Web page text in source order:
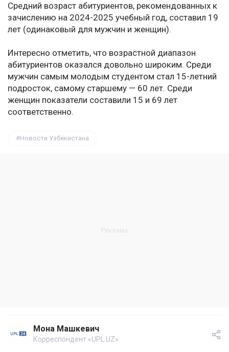
Средний возраст абитуриентов, рекомендованных к
зачислению на 2024-2025 учебный год, составил 19
лет (одинаковый для мужчин и женщин).
Интересно отметить, что возрастной диапазон
абитуриентов оказался довольно широким. Среди
мужчин самым молодым студентом стал 15-летний
подросток, самому старшему — 60 лет. Среди
женщин показатели составили 15 и 69 лет
соответственно.
Новости Узбекистана
Мона Машкевич
Корреспондент «UPL.UZ»